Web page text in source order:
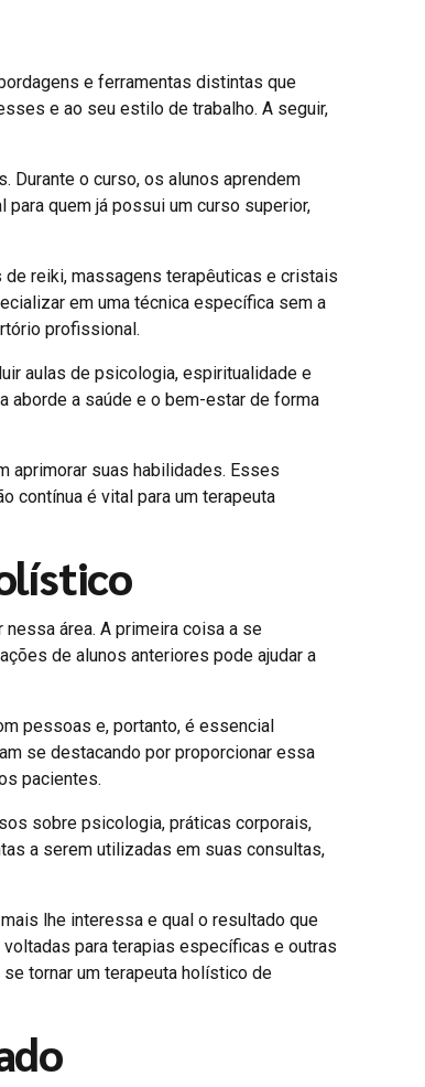
e ferramentas distintas que
e ao seu estilo de trabalho. A seguir,
Durante o curso, os alunos aprendem
quem já possui um curso superior,
de reiki, massagens terapêuticas e cristais
em uma técnica específica sem a
profissional.
aulas de psicologia, espiritualidade e
aborde a saúde e o bem-estar de forma
aprimorar suas habilidades. Esses
contínua é vital para um terapeuta
área. A primeira coisa a se
de alunos anteriores pode ajudar a
pessoas e, portanto, é essencial
se destacando por proporcionar essa
pacientes.
sobre psicologia, práticas corporais,
a serem utilizadas em suas consultas,
lhe interessa e qual o resultado que
para terapias específicas e outras
tornar um terapeuta holístico de